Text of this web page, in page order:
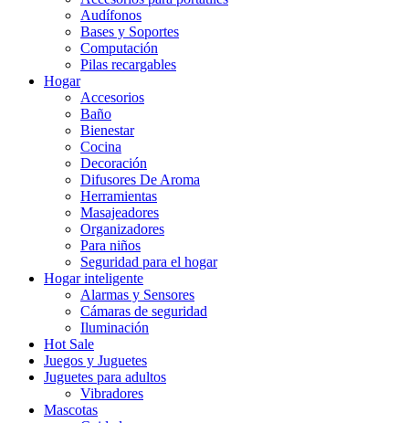
Audífonos
Bases y Soportes
Computación
Pilas recargables
Hogar
Accesorios
Baño
Bienestar
Cocina
Decoración
Difusores De Aroma
Herramientas
Masajeadores
Organizadores
Para niños
Seguridad para el hogar
Hogar inteligente
Alarmas y Sensores
Cámaras de seguridad
Iluminación
Hot Sale
Juegos y Juguetes
Juguetes para adultos
Vibradores
Mascotas